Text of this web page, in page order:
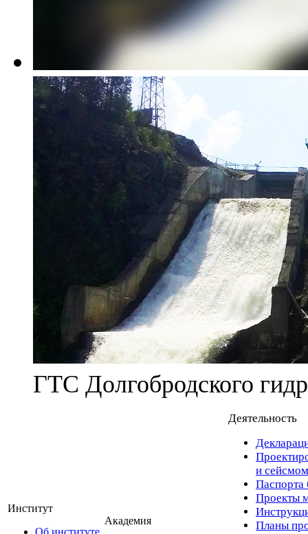
ГТС Долгобродского
Институт
Об институте
Академия
Деятельность
и
Паспорта
Проекты
Планы